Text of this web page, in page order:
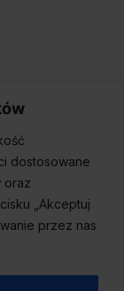
dostosowane
oraz
„Akceptuj
przez nas